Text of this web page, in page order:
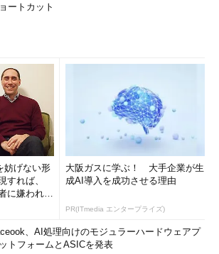
ートカット
妨げない形
すれば、
に嫌われな
大阪ガスに学ぶ！ 大手企業が生
成AI導入を成功させる理由
PR(ITmedia エンタープライズ)
、AI処理向けのモジュラーハードウェアプ
トフォームとASICを発表